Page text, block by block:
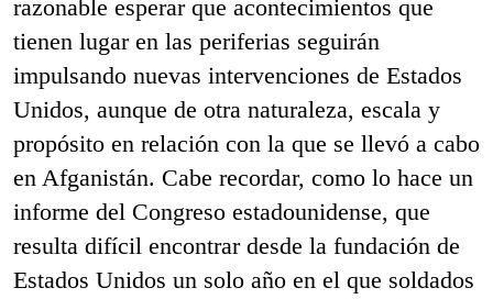
razonable esperar que acontecimientos que
tienen lugar en las periferias seguirán
impulsando nuevas intervenciones de Estados
Unidos, aunque de otra naturaleza, escala y
propósito en relación con la que se llevó a cabo
en Afganistán. Cabe recordar, como lo hace un
informe del Congreso estadounidense, que
resulta difícil encontrar desde la fundación de
Estados Unidos un solo año en el que soldados